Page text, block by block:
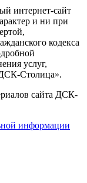
интернет-сайт
и ни при
кодекса
услуг,
Столица».
сайта ДСК-
информации